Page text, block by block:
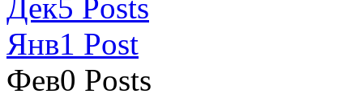
Дек5 Posts
Янв1 Post
Фев0 Posts